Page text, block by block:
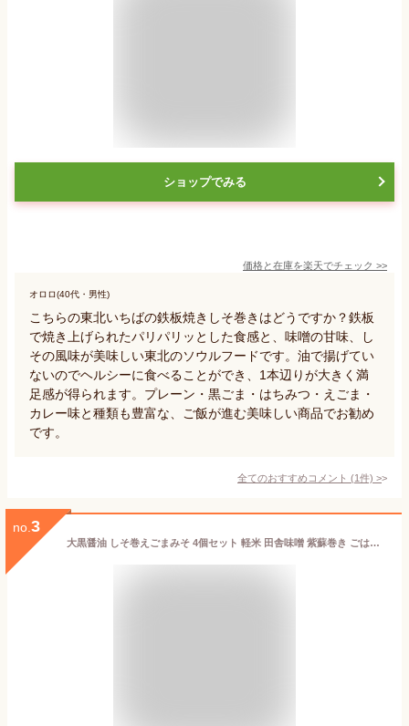
ショップでみる
価格と在庫を楽天でチェック >>
オロロ(40代・男性)
こちらの東北いちばの鉄板焼きしそ巻きはどうですか？鉄板
で焼き上げられたパリパリッとした食感と、味噌の甘味、し
その風味が美味しい東北のソウルフードです。油で揚げてい
ないのでヘルシーに食べることができ、1本辺りが大きく満
足感が得られます。プレーン・黒ごま・はちみつ・えごま・
カレー味と種類も豊富な、ご飯が進む美味しい商品でお勧め
です。
全てのおすすめコメント (1件) >
no. 3
大黒醤油 しそ巻えごまみそ 4個セット 軽米 田舎味噌 紫蘇巻き ごはんのお供 甘味噌